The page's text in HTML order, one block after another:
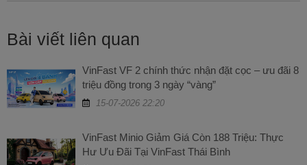
Bài viết liên quan
VinFast VF 2 chính thức nhận đặt cọc – ưu đãi 8
triệu đồng trong 3 ngày “vàng”
15-07-2026 22:20
VinFast Minio Giảm Giá Còn 188 Triệu: Thực
Hư Ưu Đãi Tại VinFast Thái Bình